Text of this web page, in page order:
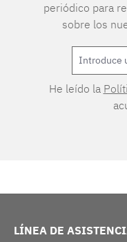
periódico para
sobre los
He leído la
LÍNEA DE